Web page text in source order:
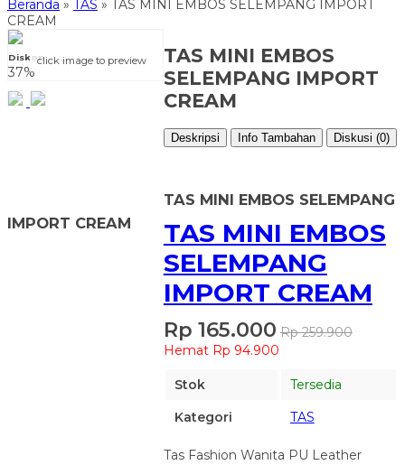
Beranda » TAS » TAS MINI EMBOS SELEMPANG IMPORT
CREAM
click image to preview
Diskon
37%
TAS MINI EMBOS
SELEMPANG
IMPORT CREAM
Rp 165.000 Rp 259.900
Hemat Rp 94.900
Stok
Tersedia
Kategori
TAS
Tas Fashion Wanita PU Leather
TAS MINI EMBOS
SELEMPANG IMPORT
CREAM
Deskripsi Info Tambahan Diskusi (0)
TAS MINI EMBOS SELEMPANG
IMPORT CREAM